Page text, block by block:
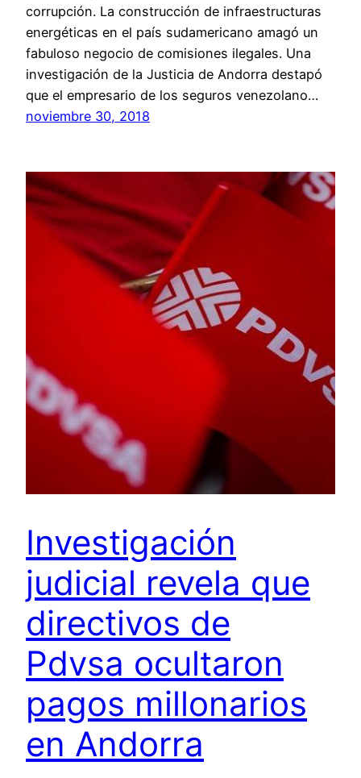
corrupción. La construcción de infraestructuras
energéticas en el país sudamericano amagó un
fabuloso negocio de comisiones ilegales. Una
investigación de la Justicia de Andorra destapó
que el empresario de los seguros venezolano…
noviembre 30, 2018
Investigación
judicial revela que
directivos de
Pdvsa ocultaron
pagos millonarios
en Andorra